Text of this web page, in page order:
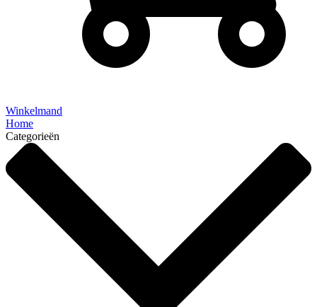
Winkelmand
Home
Categorieën